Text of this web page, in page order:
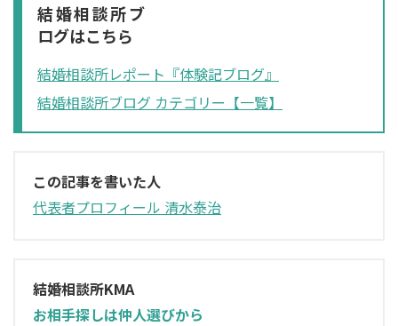
結婚相談所ブ
ログはこちら
結婚相談所レポート『体験記ブログ』
結婚相談所ブログ カテゴリー【一覧】
この記事を書いた人
代表者プロフィール 清水泰治
結婚相談所KMA
お相手探しは仲人選びから